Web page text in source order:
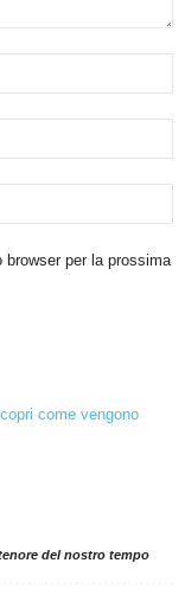
per la prossima
come vengono
del nostro tempo